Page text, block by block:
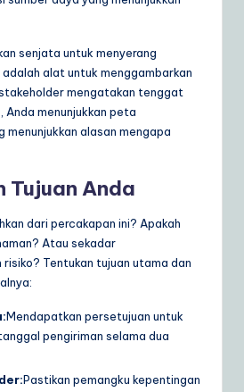
senjata untuk menyerang
alat untuk menggambarkan
mengatakan tenggat
menunjukkan peta
menunjukkan alasan mengapa
Tujuan Anda
dari percakapan ini? Apakah
Atau sekadar
Tentukan tujuan utama dan
Mendapatkan persetujuan untuk
pengiriman selama dua
Pastikan pemangku kepentingan